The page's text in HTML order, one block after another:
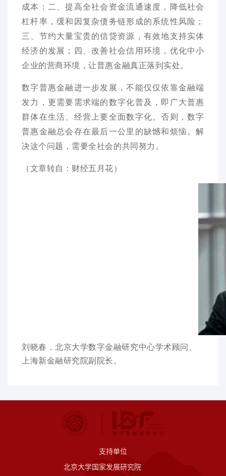
成本；二、提高全社会资金流通速度，降低社会
杠杆率，缓和因复杂债务链形成的系统性风险；
三、节约大量宝贵的信贷资源，有效地支持实体
经济的发展；四、改善社会信用环境，优化中小
企业的营商环境，让普惠金融真正落到实处。
数字普惠金融进一步发展，不能仅仅依靠金融端
发力，更需要需求端的数字化普及，即广大普惠
群体在生活、经营上要全面数字化。否则，数字
普惠金融总会存在最后一公里的缺憾和烦恼。解
决这个问题，需要全社会的共同努力。
（文章转自： 财经五月花）
刘晓春，北京大学数字金融研究中心学术顾问、
上海新金融研究院副院长。
支持单位
北京大学国家发展研究院